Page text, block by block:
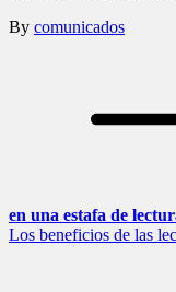
By comunicados
entradas
en una estafa de
Los beneficios de las